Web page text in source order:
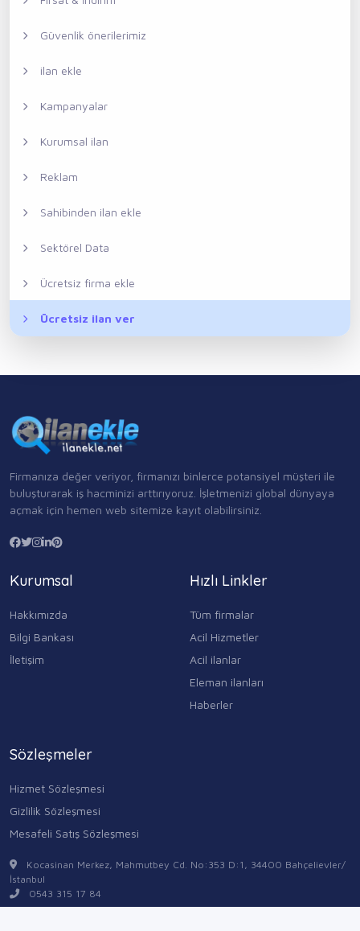
Güvenlik önerilerimiz
ilan ekle
Kampanyalar
Kurumsal ilan
Reklam
Sahibinden ilan ekle
Sektörel Data
Ücretsiz firma ekle
Ücretsiz ilan ver
Firmanıza değer veriyor, firmanızı binlerce potansiyel müşteri ile
buluşturarak iş hacminizi arttırıyoruz. İşletmenizi global dünyaya
açmak için hemen web sitemize kayıt olabilirsiniz.
Kurumsal
Hakkımızda
Bilgi Bankası
İletişim
Hızlı Linkler
Tüm firmalar
Acil Hizmetler
Acil ilanlar
Eleman ilanları
Haberler
Sözleşmeler
Hizmet Sözleşmesi
Gizlilik Sözleşmesi
Mesafeli Satış Sözleşmesi
Kocasinan Merkez, Mahmutbey Cd. No:353 D:1, 34400 Bahçelievler/
İstanbul
0543 315 17 84